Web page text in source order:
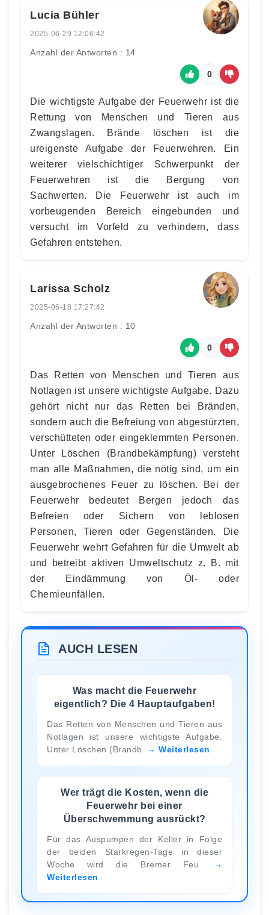
Lucia Bühler
2025-06-29 12:06:42
Anzahl der Antworten : 14
0
Die wichtigste Aufgabe der Feuerwehr ist die
Rettung von Menschen und Tieren aus
Zwangslagen. Brände löschen ist die
ureigenste Aufgabe der Feuerwehren. Ein
weiterer vielschichtiger Schwerpunkt der
Feuerwehren ist die Bergung von
Sachwerten. Die Feuerwehr ist auch im
vorbeugenden Bereich eingebunden und
versucht im Vorfeld zu verhindern, dass
Gefahren entstehen.
Larissa Scholz
2025-06-18 17:27:42
Anzahl der Antworten : 10
0
Das Retten von Menschen und Tieren aus
Notlagen ist unsere wichtigste Aufgabe. Dazu
gehört nicht nur das Retten bei Bränden,
sondern auch die Befreiung von abgestürzten,
verschütteten oder eingeklemmten Personen.
Unter Löschen (Brandbekämpfung) versteht
man alle Maßnahmen, die nötig sind, um ein
ausgebrochenes Feuer zu löschen. Bei der
Feuerwehr bedeutet Bergen jedoch das
Befreien oder Sichern von leblosen
Personen, Tieren oder Gegenständen. Die
Feuerwehr wehrt Gefahren für die Umwelt ab
und betreibt aktiven Umweltschutz z. B. mit
der Eindämmung von Öl- oder
Chemieunfällen.
AUCH LESEN
Was macht die Feuerwehr
eigentlich? Die 4 Hauptaufgaben!
Das Retten von Menschen und Tieren aus
Notlagen ist unsere wichtigste Aufgabe.
Unter Löschen (Brandb
Weiterlesen
Wer trägt die Kosten, wenn die
Feuerwehr bei einer
Überschwemmung ausrückt?
Für das Auspumpen der Keller in Folge
der beiden Starkregen-Tage in dieser
Woche wird die Bremer Feu
Weiterlesen